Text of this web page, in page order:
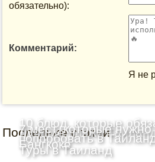
обязательно):
Комментарий:
Я не
Последние статьи
Лучшие пляжи
10 блюд, которые
попробовать в
7 мест, которые нужно
Бангкоке
Туры в Таиланд